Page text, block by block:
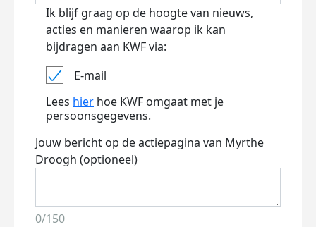
Ik blijf graag op de hoogte van nieuws,
acties en manieren waarop ik kan
bijdragen aan KWF via:
E-mail
Lees hier hoe KWF omgaat met je
persoonsgegevens.
Jouw bericht op de actiepagina van Myrthe
Droogh (optioneel)
0/150